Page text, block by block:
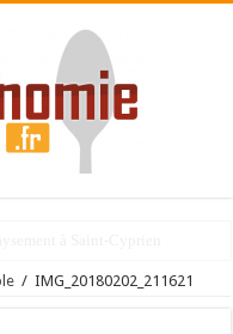
/ IMG_20180202_211621